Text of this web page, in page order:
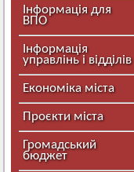
Інформація для
ВПО
Інформація
управлінь і відділів
Економіка міста
Проєкти міста
Громадський
бюджет